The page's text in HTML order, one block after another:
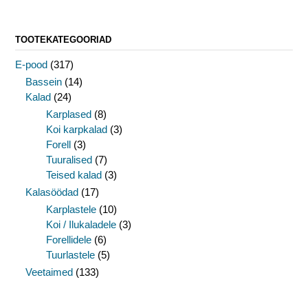
TOOTEKATEGOORIAD
E-pood (317)
Bassein (14)
Kalad (24)
Karplased (8)
Koi karpkalad (3)
Forell (3)
Tuuralised (7)
Teised kalad (3)
Kalasöödad (17)
Karplastele (10)
Koi / Ilukaladele (3)
Forellidele (6)
Tuurlastele (5)
Veetaimed (133)